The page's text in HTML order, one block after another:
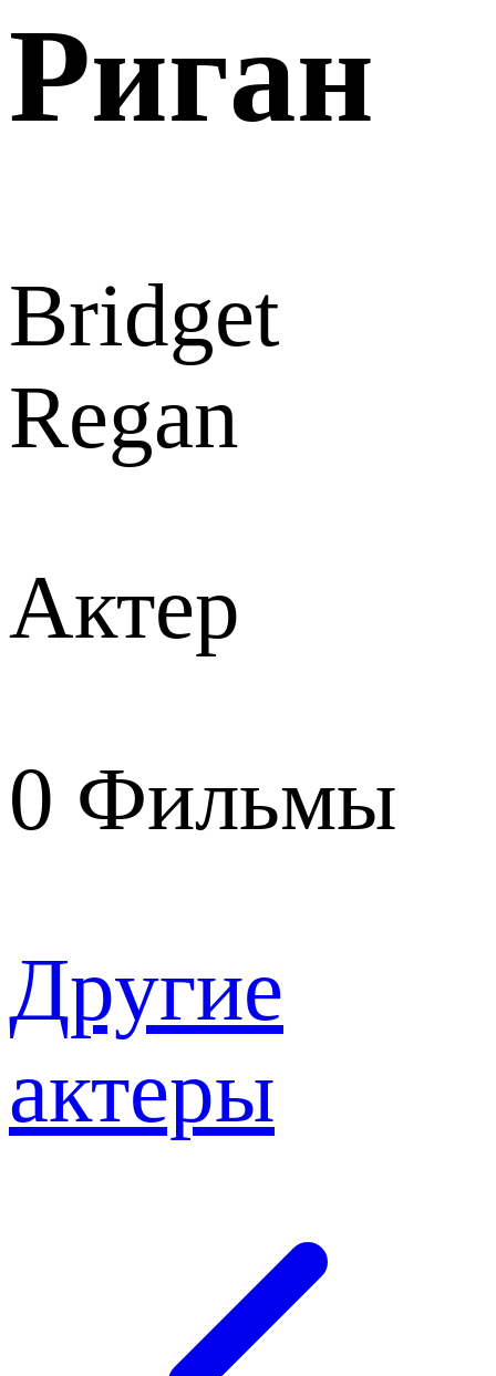
Риган
Bridget
Regan
Актер
0 Фильмы
Другие
актеры